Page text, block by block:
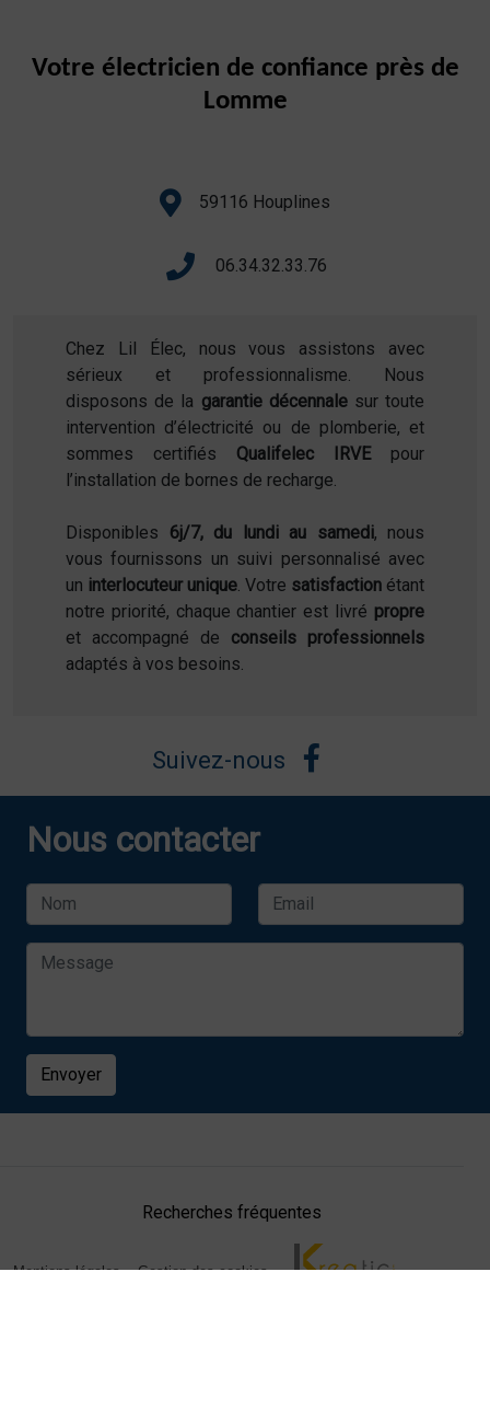
Votre électricien de confiance près de
Lomme
59116 Houplines
06.34.32.33.76
Chez Lil Élec, nous vous assistons avec
sérieux et professionnalisme. Nous
disposons de la garantie décennalesur toute
intervention d’électricité ou de plomberie, et
sommes certifiés Qualifelec IRVEpour
l’installation de bornes de recharge.
Disponibles 6j/7, du lundi au samedi, nous
vous fournissons un suivi personnalisé avec
un interlocuteur unique. Votre satisfaction étant
notre priorité, chaque chantier est livré propre
et accompagné de conseils professionnels
adaptés à vos besoins.
Suivez-nous
Nous contacter
Envoyer
Recherches fréquentes
Mentions légales Gestion des cookies